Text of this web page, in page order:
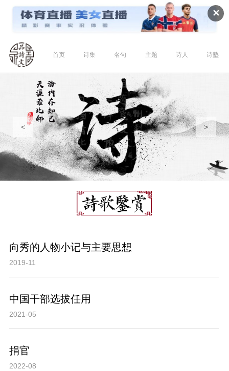
✕
首页 诗集 名句 主题 诗人 诗塾
< >
向秀的人物小记与主要思想
2019-11
中国干部选拔任用
2021-05
捐官
2022-08